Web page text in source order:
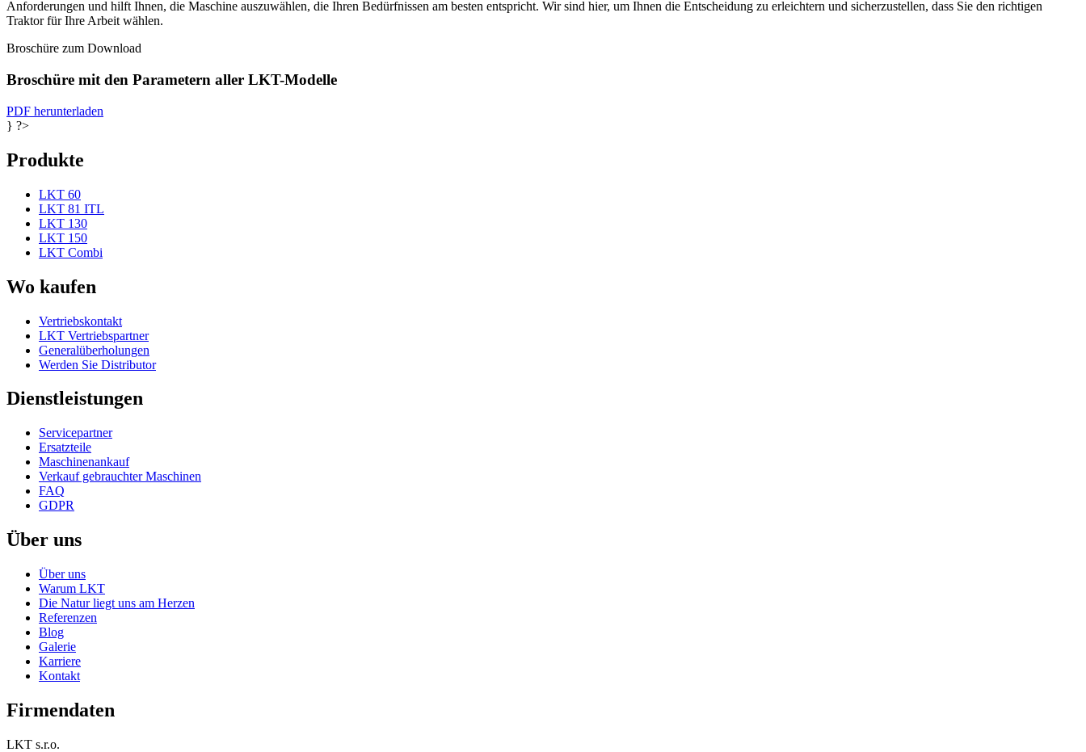
Anforderungen und hilft Ihnen, die Maschine auszuwählen, die Ihren Bedürfnissen am besten entspricht. Wir sind hier, um Ihnen die Entscheidung zu erleichtern und sicherzustellen, dass Sie den richtigen
Traktor für Ihre Arbeit wählen.
Broschüre zum Download
Broschüre mit den Parametern aller LKT-Modelle
PDF herunterladen
} ?>
Produkte
LKT 60
LKT 81 ITL
LKT 130
LKT 150
LKT Combi
Wo kaufen
Vertriebskontakt
LKT Vertriebspartner
Generalüberholungen
Werden Sie Distributor
Dienstleistungen
Servicepartner
Ersatzteile
Maschinenankauf
Verkauf gebrauchter Maschinen
FAQ
GDPR
Über uns
Über uns
Warum LKT
Die Natur liegt uns am Herzen
Referenzen
Blog
Galerie
Karriere
Kontakt
Firmendaten
LKT s.r.o.